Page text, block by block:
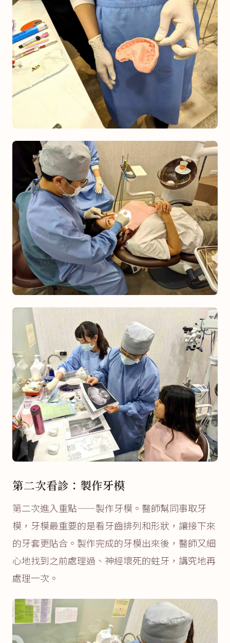
第二次看診：製作牙模
第二次進入重點——製作牙模。醫師幫同事取牙
模，牙模最重要的是看牙齒排列和形狀，讓接下來
的牙套更貼合。製作完成的牙模出來後，醫師又細
心地找到之前處理過、神經壞死的蛀牙，講究地再
處理一次。